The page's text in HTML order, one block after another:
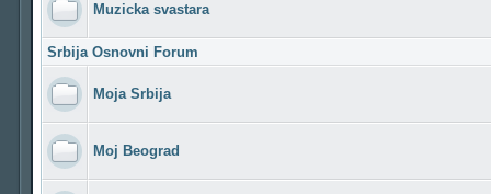
Muzicka svastara
Srbija Osnovni Forum
Moja Srbija
Moj Beograd